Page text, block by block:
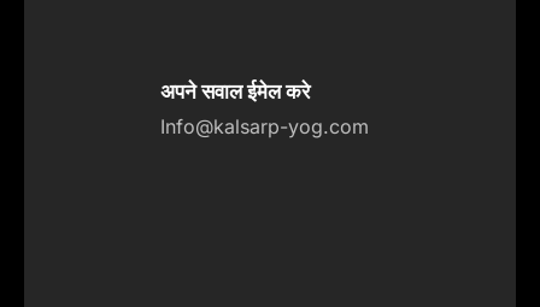
अपने सवाल ईमेल करे
Info@kalsarp-yog.com